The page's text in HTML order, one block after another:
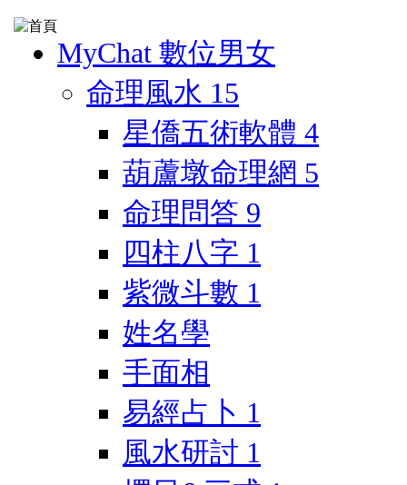
MyChat 數位男女
命理風水 15
星僑五術軟體 4
葫蘆墩命理網 5
命理問答 9
四柱八字 1
紫微斗數 1
姓名學
手面相
易經占卜 1
風水研討 1